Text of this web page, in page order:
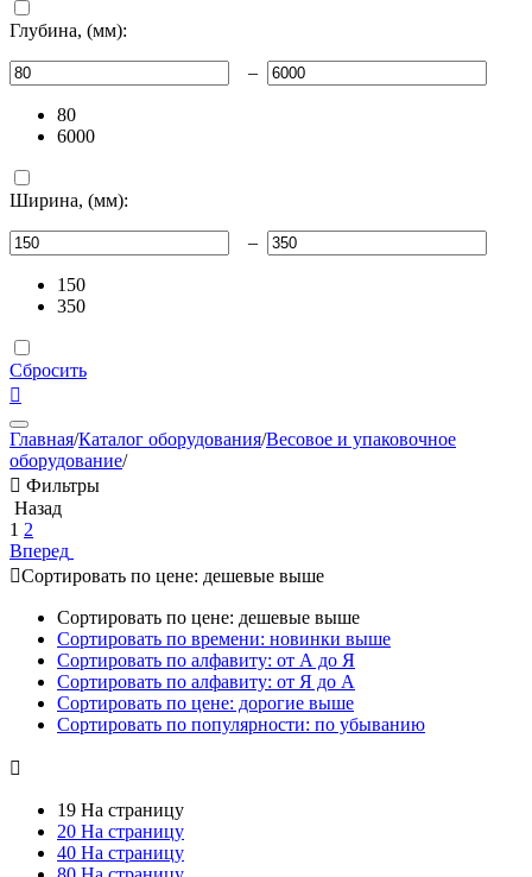
Глубина, (мм):
–
80
6000
Ширина, (мм):
–
150
350
Сбросить

Главная/Каталог оборудования/Весовое и упаковочное
оборудование/
 Фильтры
Назад
1 2
Вперед
Сортировать по цене: дешевые выше
Сортировать по цене: дешевые выше
Сортировать по времени: новинки выше
Сортировать по алфавиту: от А до Я
Сортировать по алфавиту: от Я до А
Сортировать по цене: дорогие выше
Сортировать по популярности: по убыванию

19 На страницу
20 На страницу
40 На страницу